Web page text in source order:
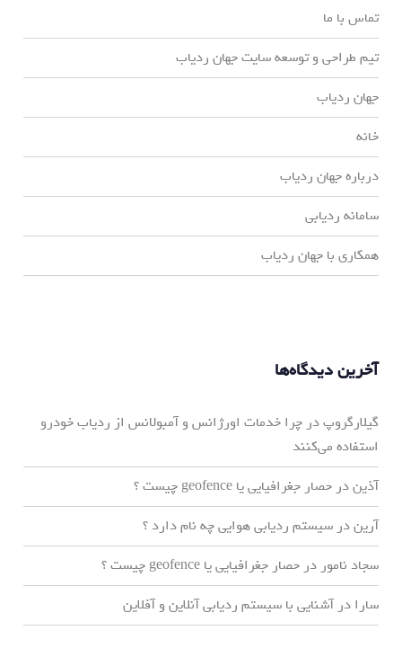
تماس با ما
تیم طراحی و توسعه سایت جهان ردیاب
جهان ردیاب
خانه
درباره جهان ردیاب
سامانه ردیابی
همکاری با جهان ردیاب
آخرین دیدگاه‌ها
گیلارگروپدر چرا خدمات اورژانس و آمبولانس از ردیاب خودرو
استفاده می‌کنند
آذیندر حصار جغرافیایی یا geofence چیست ؟
آریندر سیستم ردیابی هوایی چه نام دارد ؟
سجاد نامور در حصار جغرافیایی یا geofence چیست ؟
سارا درآشنایی با سیستم ردیابی آنلاین و آفلاین